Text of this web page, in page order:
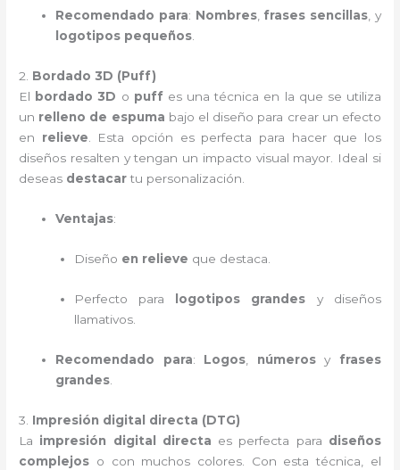
Recomendado para: Nombres, frases sencillas, y
logotipos pequeños.
2. Bordado 3D (Puff)
El bordado 3D o puffes una técnica en la que se utiliza
un relleno de espuma bajo el diseño para crear un efecto
en relieve. Esta opción es perfecta para hacer que los
diseños resalten y tengan un impacto visual mayor. Ideal si
deseas destacartu personalización.
Ventajas:
Diseño en relieve que destaca.
Perfecto para logotipos grandes y diseños
llamativos.
Recomendado para: Logos númerosy frases
grandes
3. Impresión digital directa (DTG)
La impresión digital directa es perfecta para diseños
complejos o con muchos colores. Con esta técnica, el